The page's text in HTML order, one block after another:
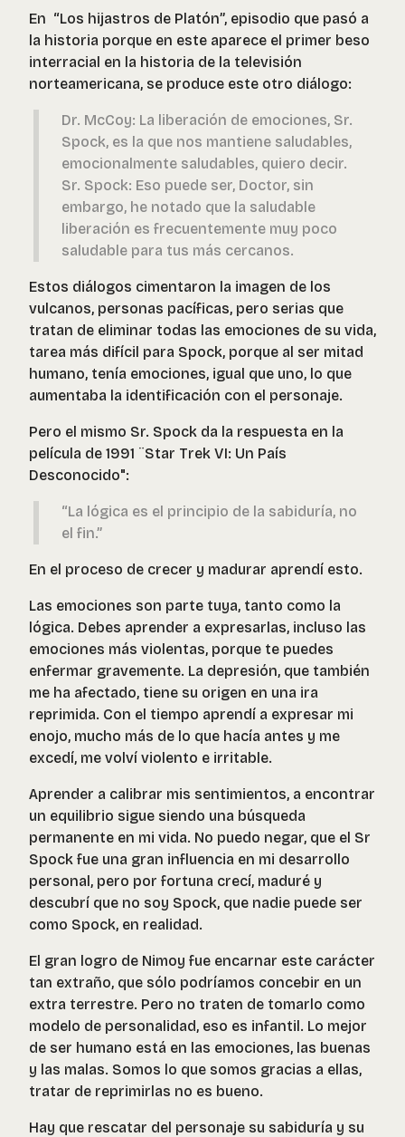
En “Los hijastros de Platón”, episodio que pasó a
la historia porque en este aparece el primer beso
interracial en la historia de la televisión
norteamericana, se produce este otro diálogo:
Dr. McCoy: La liberación de emociones, Sr.
Spock, es la que nos mantiene saludables,
emocionalmente saludables, quiero decir.
Sr. Spock: Eso puede ser, Doctor, sin
embargo, he notado que la saludable
liberación es frecuentemente muy poco
saludable para tus más cercanos.
Estos diálogos cimentaron la imagen de los
vulcanos, personas pacíficas, pero serias que
tratan de eliminar todas las emociones de su vida,
tarea más difícil para Spock, porque al ser mitad
humano, tenía emociones, igual que uno, lo que
aumentaba la identificación con el personaje.
Pero el mismo Sr. Spock da la respuesta en la
película de 1991 ¨Star Trek VI: Un País
Desconocido":
“La lógica es el principio de la sabiduría, no
el fin.”
En el proceso de crecer y madurar aprendí esto.
Las emociones son parte tuya, tanto como la
lógica. Debes aprender a expresarlas, incluso las
emociones más violentas, porque te puedes
enfermar gravemente. La depresión, que también
me ha afectado, tiene su origen en una ira
reprimida. Con el tiempo aprendí a expresar mi
enojo, mucho más de lo que hacía antes y me
excedí, me volví violento e irritable.
Aprender a calibrar mis sentimientos, a encontrar
un equilibrio sigue siendo una búsqueda
permanente en mi vida. No puedo negar, que el Sr
Spock fue una gran influencia en mi desarrollo
personal, pero por fortuna crecí, maduré y
descubrí que no soy Spock, que nadie puede ser
como Spock, en realidad.
El gran logro de Nimoy fue encarnar este carácter
tan extraño, que sólo podríamos concebir en un
extra terrestre. Pero no traten de tomarlo como
modelo de personalidad, eso es infantil. Lo mejor
de ser humano está en las emociones, las buenas
y las malas. Somos lo que somos gracias a ellas,
tratar de reprimirlas no es bueno.
Hay que rescatar del personaje su sabiduría y su